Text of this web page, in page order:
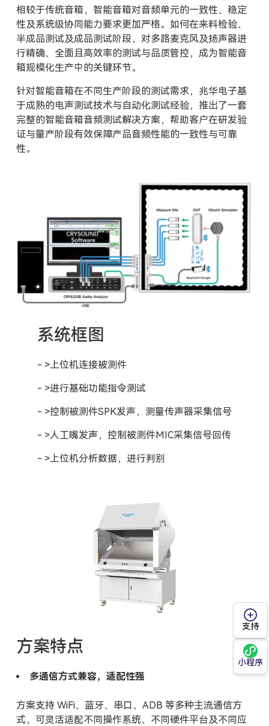
相较于传统音箱，智能音箱对音频单元的一致性、稳定
性及系统级协同能力要求更加严格。如何在来料检验、
半成品测试及成品测试阶段，对多路麦克风及扬声器进
行精确、全面且高效率的测试与品质管控，成为智能音
箱规模化生产中的关键环节。
针对智能音箱在不同生产阶段的测试需求，兆华电子基
于成熟的电声测试技术与自动化测试经验，推出了一套
完整的智能音箱音频测试解决方案，帮助客户在研发验
证与量产阶段有效保障产品音频性能的一致性与可靠
性。
系统框图
- >上位机连接被测件
- >进行基础功能指令测试
- >控制被测件SPK发声，测量传声器采集信号
- >人工嘴发声，控制被测件MIC采集信号回传
- >上位机分析数据，进行判别
方案特点
多通信方式兼容，适配性强
方案支持 WiFi、蓝牙、串口、ADB 等多种主流通信方
式，可灵活适配不同操作系统、不同硬件平台及不同应
支持
小程序